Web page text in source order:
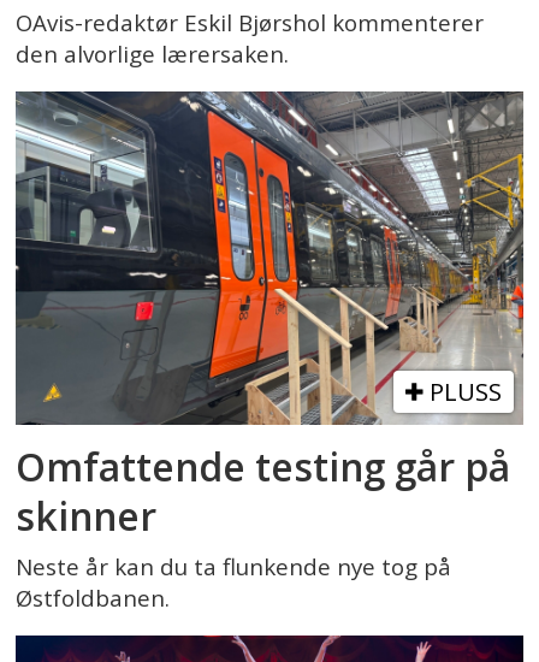
OAvis-redaktør Eskil Bjørshol kommenterer
den alvorlige lærersaken.
PLUSS
Omfattende testing går på
skinner
Neste år kan du ta flunkende nye tog på
Østfoldbanen.